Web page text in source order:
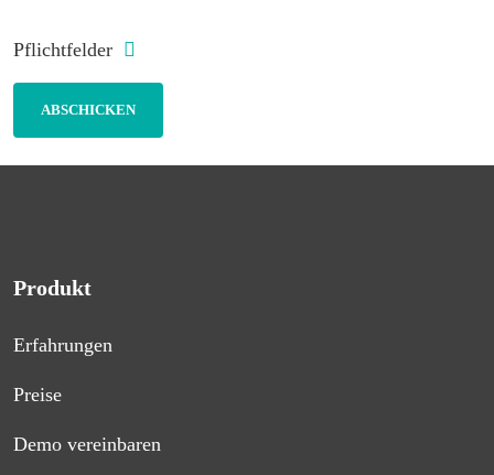
Pflichtfelder
Produkt
Erfahrungen
Preise
Demo vereinbaren